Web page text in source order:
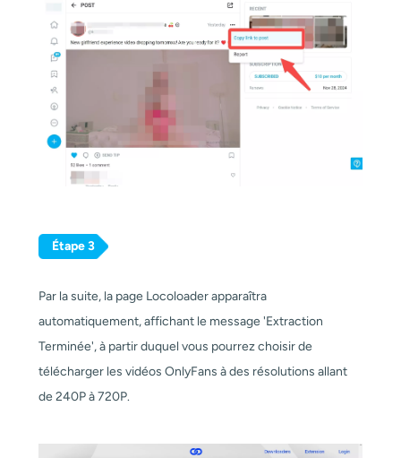
Étape 3
Par la suite, la page Locoloader apparaîtra
automatiquement, affichant le message 'Extraction
Terminée', à partir duquel vous pourrez choisir de
télécharger les vidéos OnlyFans à des résolutions allant
de 240P à 720P.